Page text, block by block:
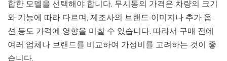
합한 모델을 선택해야 합니다. 무시동의 가격은 차량의 크기
와 기능에 따라 다르며, 제조사의 브랜드 이미지나 추가 옵
션 등도 가격에 영향을 미칠 수 있습니다. 따라서 구매 전에
여러 업체나 브랜드를 비교하여 가성비를 고려하는 것이 좋
습니다.